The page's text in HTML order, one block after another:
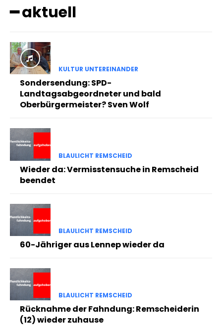
━ aktuell
KULTUR UNTEREINANDER
Sondersendung: SPD-
Landtagsabgeordneter und bald
Oberbürgermeister? Sven Wolf
BLAULICHT REMSCHEID
Wieder da: Vermisstensuche in Remscheid
beendet
BLAULICHT REMSCHEID
60-Jähriger aus Lennep wieder da
BLAULICHT REMSCHEID
Rücknahme der Fahndung: Remscheiderin
(12) wieder zuhause